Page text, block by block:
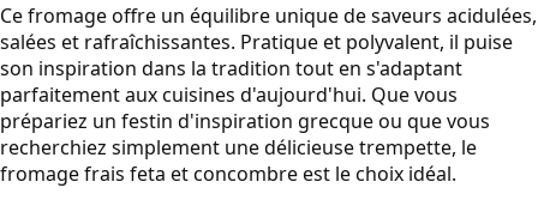
Ce fromage offre un équilibre unique de saveurs acidulées,
salées et rafraîchissantes. Pratique et polyvalent, il puise
son inspiration dans la tradition tout en s'adaptant
parfaitement aux cuisines d'aujourd'hui. Que vous
prépariez un festin d'inspiration grecque ou que vous
recherchiez simplement une délicieuse trempette, le
fromage frais feta et concombre est le choix idéal.